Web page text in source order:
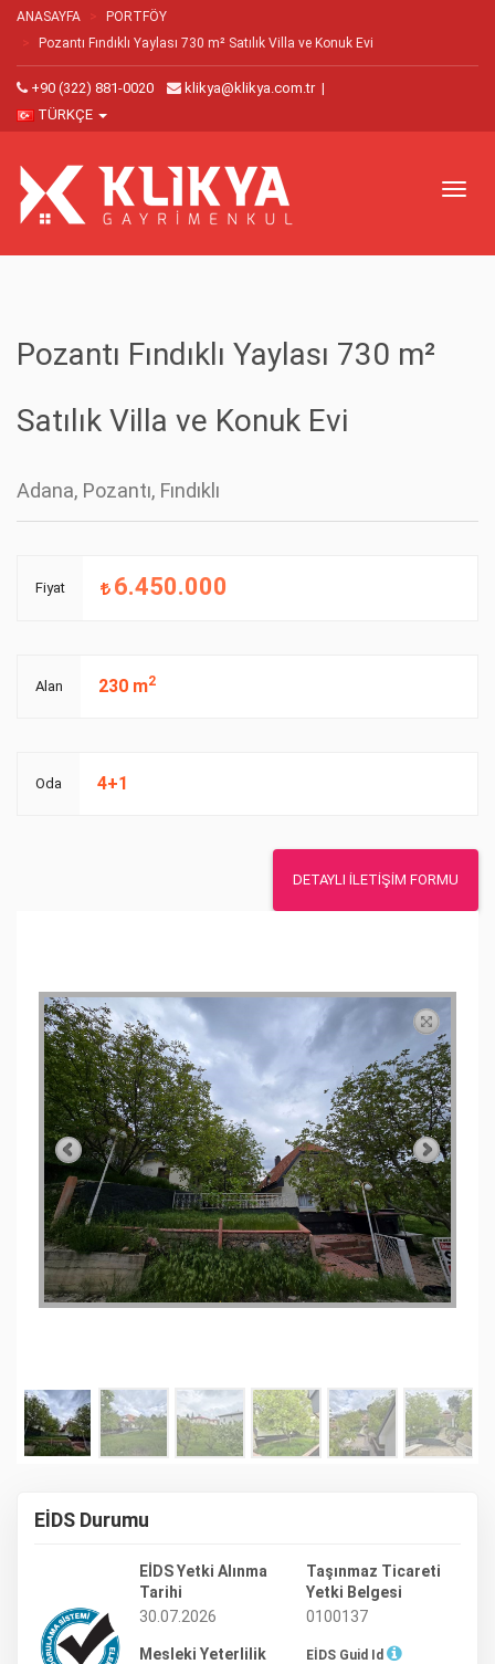
ANASAYFA
PORTFÖY
Pozantı Fındıklı Yaylası 730 m² Satılık Villa ve Konuk Evi
+90 (322) 881-0020 klikya@klikya.com.tr|
TÜRKÇE
Pozantı Fındıklı Yaylası 730 m²
Satılık Villa ve Konuk Evi
Adana, Pozantı, Fındıklı
Fiyat 6.450.000
Alan 230 m2
Oda 4+1
DETAYLI İLETİŞİM FORMU
EİDS Durumu
EİDS Yetki Alınma
Tarihi
30.07.2026
Taşınmaz Ticareti
Yetki Belgesi
0100137
Mesleki Yeterlilik
EİDS Guid Id